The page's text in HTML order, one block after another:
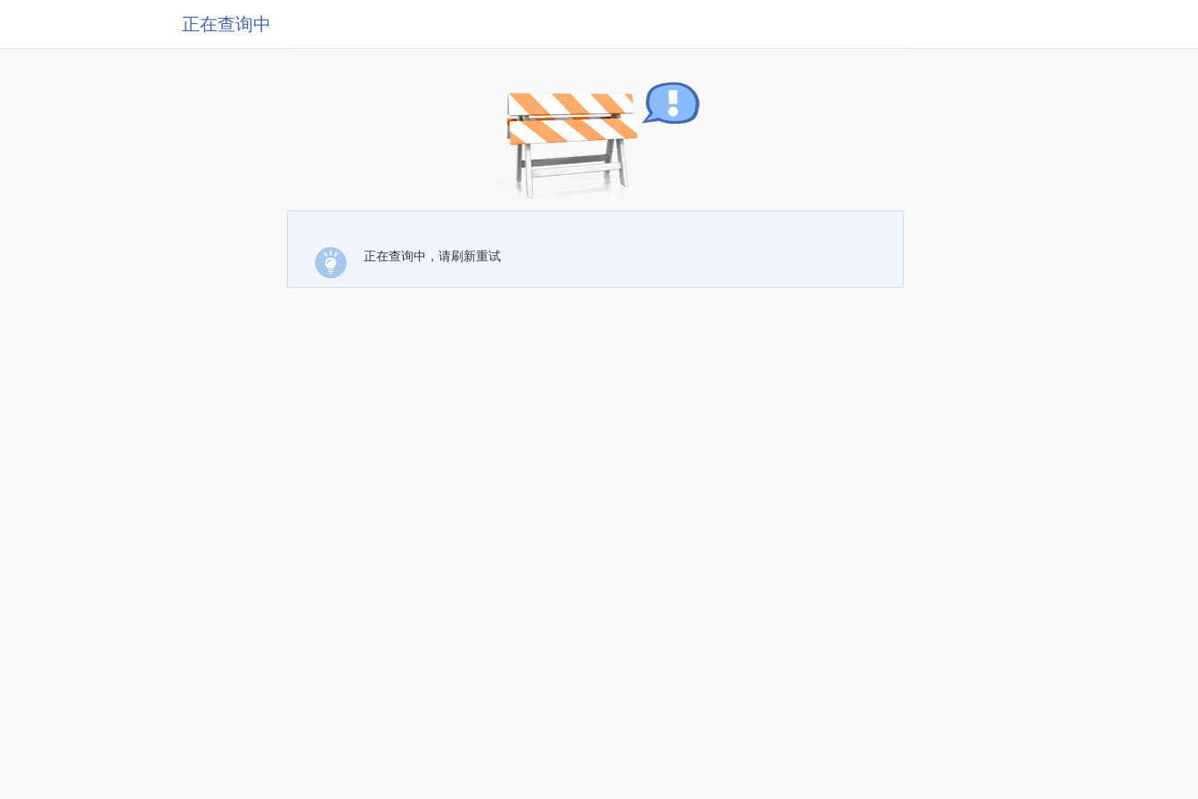
正在查询中
正在查询中，请刷新重试